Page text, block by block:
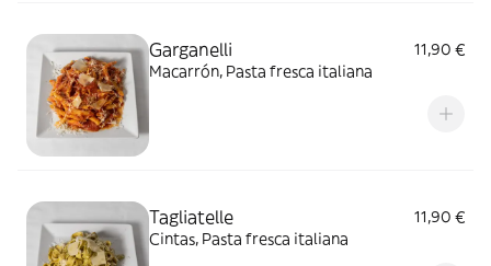
Garganelli
11,90 €
Macarrón, Pasta fresca italiana
Tagliatelle
11,90 €
Cintas, Pasta fresca italiana